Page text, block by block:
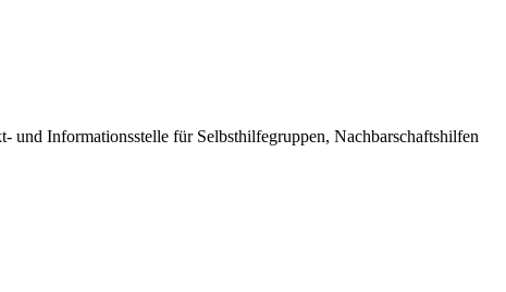
und Informationsstelle für Selbsthilfegruppen, Nachbarschaftshilfen